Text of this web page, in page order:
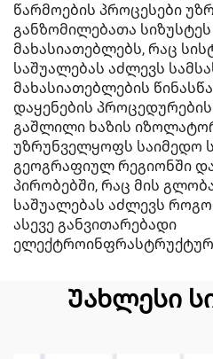
წარმოების პროცესები
განზომილებათა
მახასიათებლებს, რაც
საშუალებას აძლევს
მახასიათებლების
დაყენების
გაშლილი ხაზის
უზრუნველყოფს საიმედო
გეოგრაფიულ რეგიონში
პირობებში, რაც მის
საშუალებას აძლევს
ასევე განვითარებადი
Უახლესი